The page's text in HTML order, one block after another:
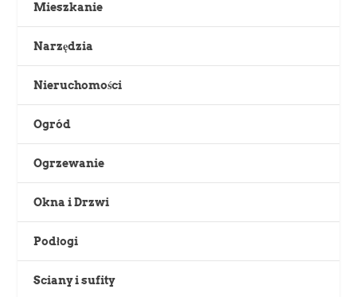
Mieszkanie
Narzędzia
Nieruchomości
Ogród
Ogrzewanie
Okna i Drzwi
Podłogi
Sciany i sufity